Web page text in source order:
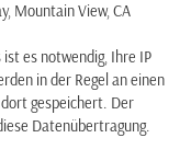
Mountain View, CA
es notwendig, Ihre IP
in der Regel an einen
gespeichert. Der
Datenübertragung.